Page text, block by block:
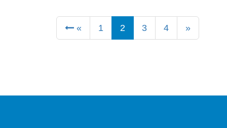
« 1 2 3 4 »